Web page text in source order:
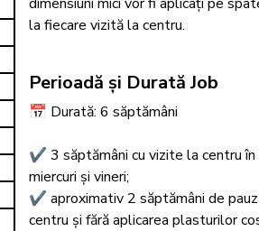
la fiecare vizită la centru.
Perioadă și Durată Job
📅 Durată: 6 săptămâni
✔️ 3 săptămâni cu vizite la centru în
miercuri și vineri;
✔️ aproximativ 2 săptămâni de
centru și fără aplicarea plasturilor